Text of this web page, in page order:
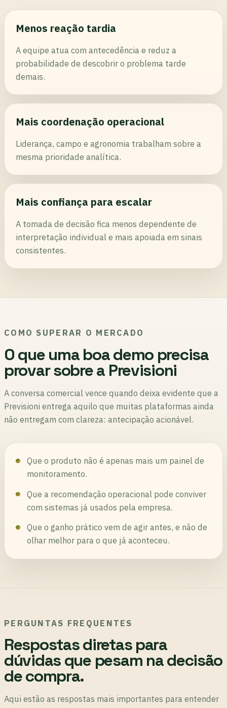
Menos reação tardia
A equipe atua com antecedência e reduz a
probabilidade de descobrir o problema tarde
demais.
Mais coordenação operacional
Liderança, campo e agronomia trabalham sobre a
mesma prioridade analítica.
Mais confiança para escalar
A tomada de decisão fica menos dependente de
interpretação individual e mais apoiada em sinais
consistentes.
COMO SUPERAR O MERCADO
O que uma boa demo precisa
provar sobre a Previsioni
A conversa comercial vence quando deixa evidente que a
Previsioni entrega aquilo que muitas plataformas ainda
não entregam com clareza: antecipação acionável.
Que o produto não é apenas mais um painel de
monitoramento.
Que a recomendação operacional pode conviver
com sistemas já usados pela empresa.
Que o ganho prático vem de agir antes, e não de
olhar melhor para o que já aconteceu.
PERGUNTAS FREQUENTES
Respostas diretas para
dúvidas que pesam na decisão
de compra.
Aqui estão as respostas mais importantes para entender